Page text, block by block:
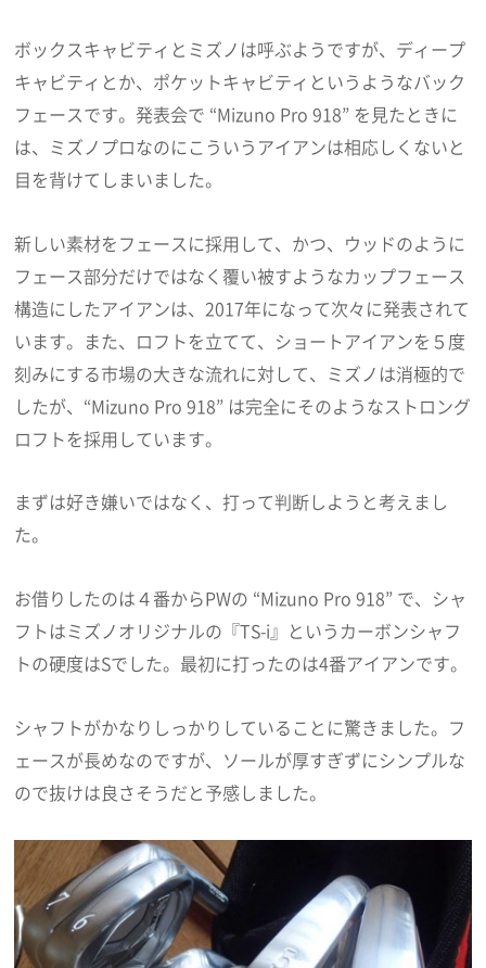
ボックスキャビティとミズノは呼ぶようですが、ディープ
キャビティとか、ポケットキャビティというようなバック
フェースです。発表会で “Mizuno Pro 918” を見たときに
は、ミズノプロなのにこういうアイアンは相応しくないと
目を背けてしまいました。
新しい素材をフェースに採用して、かつ、ウッドのように
フェース部分だけではなく覆い被すようなカップフェース
構造にしたアイアンは、2017年になって次々に発表されて
います。また、ロフトを立てて、ショートアイアンを５度
刻みにする市場の大きな流れに対して、ミズノは消極的で
したが、“Mizuno Pro 918” は完全にそのようなストロング
ロフトを採用しています。
まずは好き嫌いではなく、打って判断しようと考えまし
た。
お借りしたのは４番からPWの “Mizuno Pro 918” で、シャ
フトはミズノオリジナルの『TS-i』というカーボンシャフ
トの硬度はSでした。最初に打ったのは4番アイアンです。
シャフトがかなりしっかりしていることに驚きました。フ
ェースが長めなのですが、ソールが厚すぎずにシンプルな
ので抜けは良さそうだと予感しました。